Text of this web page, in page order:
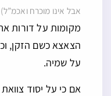
אבל אינו מוכרח ואכמ”ל)
מקומות על דורות
הצאצא כשם הזקן,
על שמיה.
אם כי על יסוד